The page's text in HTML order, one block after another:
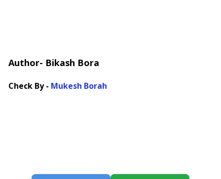
Author- Bikash Bora
Check By - Mukesh Borah